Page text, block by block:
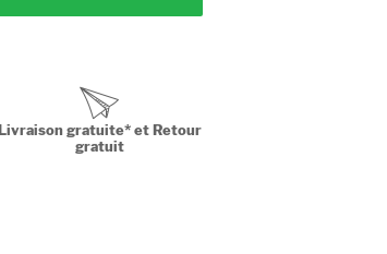
Livraison gratuite* et Retour
gratuit